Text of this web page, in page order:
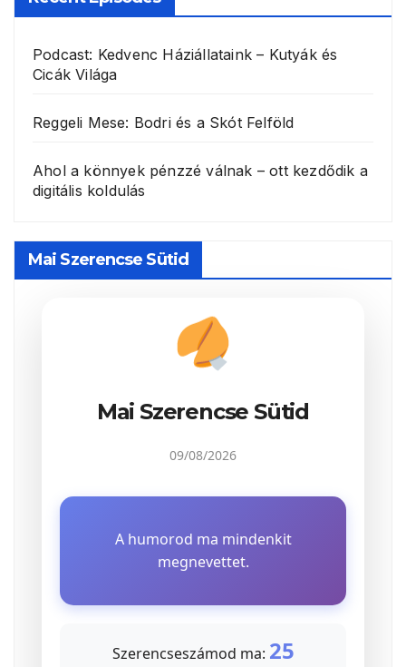
Podcast: Kedvenc Háziállataink – Kutyák és
Cicák Világa
Reggeli Mese: Bodri és a Skót Felföld
Ahol a könnyek pénzzé válnak – ott kezdődik a
digitális koldulás
Mai Szerencse Sütid
Mai Szerencse Sütid
09/08/2026
A humorod ma mindenkit
megnevettet.
Szerencseszámod ma: 25